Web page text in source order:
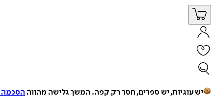
יש עוגיות, יש ספרים, חסר רק קפה. המשך גלישה מהווה הסכמה